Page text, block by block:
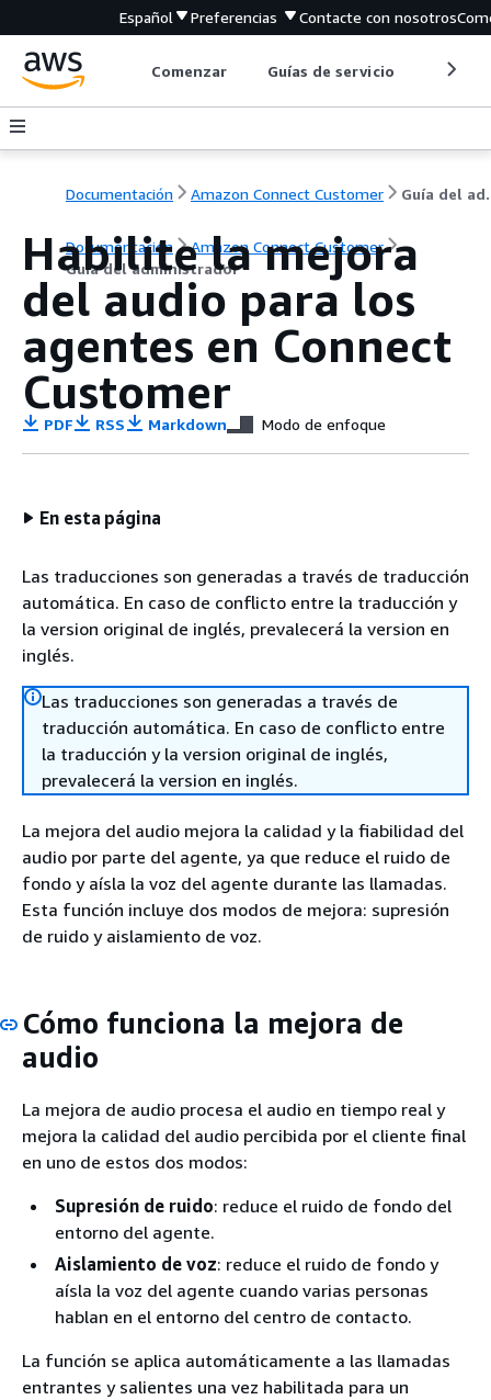
Español Preferencias Contacte con nosotros
Comenzar Guías de servicio
Documentación Amazon Connect Customer
Documentación
Amazon Connect Customer
Guía del administrador
Habilite la mejora
del audio para los
agentes en Connect
Customer
PDF RSS Markdown Modo de enfoque
En esta página
Las traducciones son generadas a través de traducción
automática. En caso de conflicto entre la traducción y
la version original de inglés, prevalecerá la version en
inglés.
Las traducciones son generadas a través de
traducción automática. En caso de conflicto entre
la traducción y la version original de inglés,
prevalecerá la version en inglés.
La mejora del audio mejora la calidad y la fiabilidad del
audio por parte del agente, ya que reduce el ruido de
fondo y aísla la voz del agente durante las llamadas.
Esta función incluye dos modos de mejora: supresión
de ruido y aislamiento de voz.
Cómo funciona la mejora de
audio
La mejora de audio procesa el audio en tiempo real y
mejora la calidad del audio percibida por el cliente final
en uno de estos dos modos:
Supresión de ruido: reduce el ruido de fondo del
entorno del agente.
Aislamiento de voz: reduce el ruido de fondo y
aísla la voz del agente cuando varias personas
hablan en el entorno del centro de contacto.
La función se aplica automáticamente a las llamadas
entrantes y salientes una vez habilitada para un